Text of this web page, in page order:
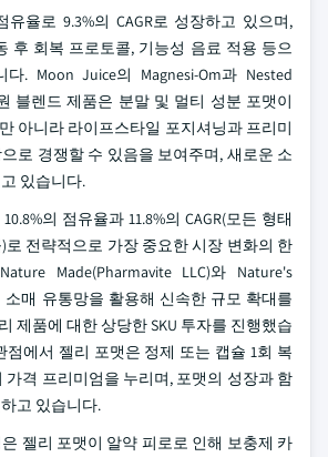
유율로 9.3%의 CAGR로 성장하고 있으며,
후 회복 프로토콜, 기능성 음료 적용 등으
. Moon Juice의 Magnesi-Om과 Nested
블렌드 제품은 분말 및 멀티 성분 포맷이
아니라 라이프스타일 포지셔닝과 프리미
로 경쟁할 수 있음을 보여주며, 새로운 소
있습니다.
의 점유율과 11.8%의 CAGR(모든 형태
로 전략적으로 가장 중요한 시장 변화의 한
Made(Pharmavite LLC)와 Nature's
소매 유통망을 활용해 신속한 규모 확대를
제품에 대한 상당한 SKU 투자를 진행했습
점에서 젤리 포맷은 정제 또는 캡슐 1회 복
가격 프리미엄을 누리며, 포맷의 성장과 함
고 있습니다.
젤리 포맷이 알약 피로로 인해 보충제 카